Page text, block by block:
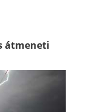
átmeneti